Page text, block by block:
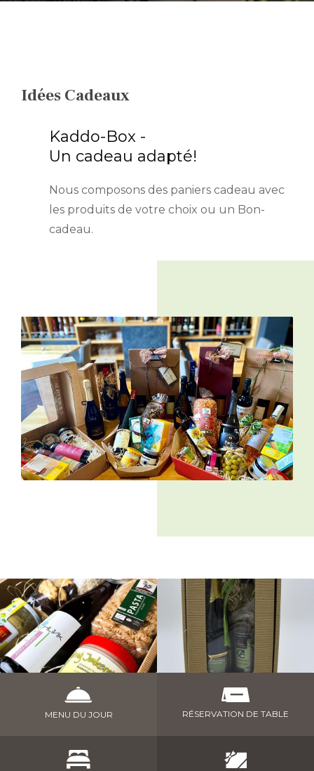
Idées Cadeaux
Kaddo-Box -
Un cadeau adapté!
Nous composons des paniers cadeau avec
les produits de votre choix ou un Bon-
cadeau.
MENU DU JOUR RÉSERVATION DE TABLE